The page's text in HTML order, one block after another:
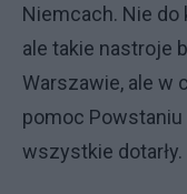
Niemcach. Nie do
ale takie nastroje
Warszawie, ale w
pomoc Powstaniu
wszystkie dotarły.